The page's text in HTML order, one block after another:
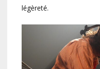
légèreté.